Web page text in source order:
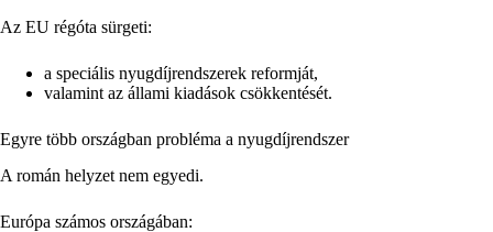
Az EU régóta sürgeti:
a speciális nyugdíjrendszerek reformját,
valamint az állami kiadások csökkentését.
Egyre több országban probléma a nyugdíjrendszer
A román helyzet nem egyedi.
Európa számos országában: